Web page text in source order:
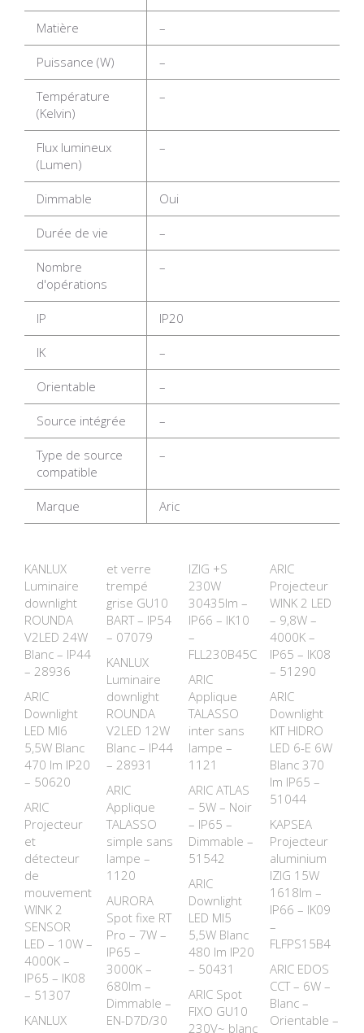
Matière –
Puissance (W) –
Température
(Kelvin)
–
Flux lumineux
(Lumen)
–
Dimmable Oui
Durée de vie –
Nombre
d'opérations
–
IP IP20
IK –
Orientable –
Source intégrée –
Type de source
compatible
–
Marque Aric
KANLUX
Luminaire
downlight
ROUNDA
V2LED 24W
Blanc – IP44
– 28936
ARIC
Downlight
LED MI6
5,5W Blanc
470 lm IP20
– 50620
ARIC
Projecteur
et
détecteur
de
mouvement
WINK 2
SENSOR
LED – 10W –
4000K –
IP65 – IK08
– 51307
KANLUX
et verre
trempé
grise GU10
BART – IP54
– 07079
KANLUX
Luminaire
downlight
ROUNDA
V2LED 12W
Blanc – IP44
– 28931
ARIC
Applique
TALASSO
simple sans
lampe –
1120
AURORA
Spot fixe RT
Pro – 7W –
IP65 –
3000K –
680lm –
Dimmable –
EN-D7D/30
IZIG +S
230W
30435lm –
IP66 – IK10
–
FLL230B45C
ARIC
Applique
TALASSO
inter sans
lampe –
1121
ARIC ATLAS
– 5W – Noir
– IP65 –
Dimmable –
51542
ARIC
Downlight
LED MI5
5,5W Blanc
480 lm IP20
– 50431
ARIC Spot
FIXO GU10
230V~ blanc
ARIC
Projecteur
WINK 2 LED
– 9,8W –
4000K –
IP65 – IK08
– 51290
ARIC
Downlight
KIT HIDRO
LED 6-E 6W
Blanc 370
lm IP65 –
51044
KAPSEA
Projecteur
aluminium
IZIG 15W
1618lm –
IP66 – IK09
–
FLFPS15B4
ARIC EDOS
CCT – 6W –
Blanc –
Orientable –